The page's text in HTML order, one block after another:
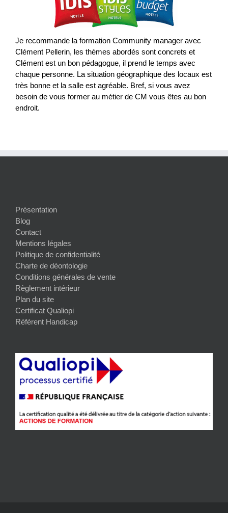
Je recommande la formation Community manager avec
Clément Pellerin, les thèmes abordés sont concrets et
Clément est un bon pédagogue, il prend le temps avec
chaque personne. La situation géographique des locaux est
très bonne et la salle est agréable. Bref, si vous avez
besoin de vous former au métier de CM vous êtes au bon
endroit.
Présentation
Blog
Contact
Mentions légales
Politique de confidentialité
Charte de déontologie
Conditions générales de vente
Règlement intérieur
Plan du site
Certificat Qualiopi
Référent Handicap